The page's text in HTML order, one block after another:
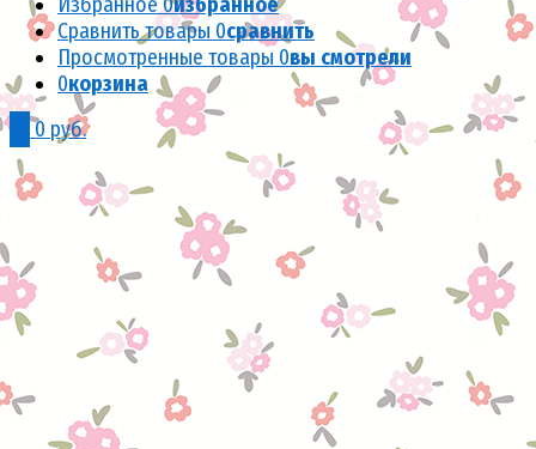
Сравнить товары 0сравнить
Просмотренные товары 0вы смотрели
0корзина
0 руб.